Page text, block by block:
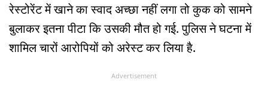
रेस्टोरेंट में खाने का स्वाद अच्छा नहीं लगा तो कुक को सामने
बुलाकर इतना पीटा कि उसकी मौत हो गई. पुलिस ने घटना में
शामिल चारों आरोपियों को अरेस्ट कर लिया है.
Advertisement